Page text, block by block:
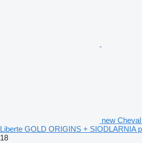
new
Liberte GOLD ORIGINS + SIODLARNIA
18